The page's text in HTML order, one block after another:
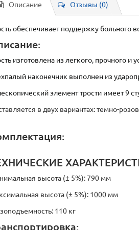
Описание Отзывы (0)
обеспечивает поддержку больного
изготовлена из легкого, прочного
наконечник выполнен из
элемент трости имеет 9
в двух вариантах: темно-
высота (± 5%): 790 мм
высота (± 5%): 1000 мм
110 кг